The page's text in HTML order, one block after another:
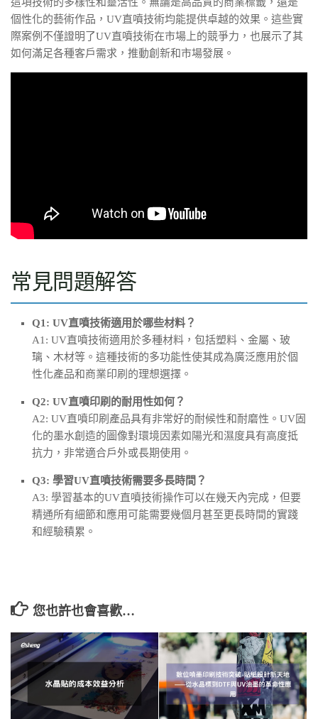
個性化的藝術作品，UV直噴技術均能提供卓越的效果。這些實
際案例不僅證明了UV直噴技術在市場上的競爭力，也展示了其
如何滿足各種客戶需求，推動創新和市場發展。
常見問題解答
Q1: UV直噴技術適用於哪些材料？
A1: UV直噴技術適用於多種材料，包括塑料、金屬、玻
璃、木材等。這種技術的多功能性使其成為廣泛應用於個
性化產品和商業印刷的理想選擇。
Q2: UV直噴印刷的耐用性如何？
A2: UV直噴印刷產品具有非常好的耐候性和耐磨性。UV固
化的墨水創造的圖像對環境因素如陽光和濕度具有高度抵
抗力，非常適合戶外或長期使用。
Q3: 學習UV直噴技術需要多長時間？
A3: 學習基本的UV直噴技術操作可以在幾天內完成，但要
精通所有細節和應用可能需要幾個月甚至更長時間的實踐
和經驗積累。
您也許也會喜歡…